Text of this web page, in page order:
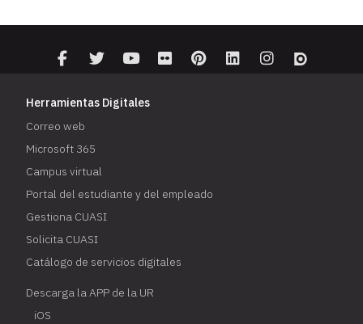
Herramientas Digitales
Correo web
Microsoft 365
Campus virtual
Portal del estudiante y del empleado
Gestiona CUASI
Solicita CUASI
Catálogo de servicios digitales
Descarga la APP de la UR
iOS